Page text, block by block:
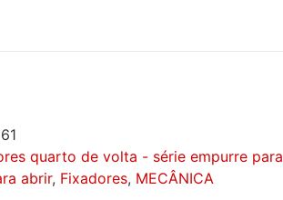
quarto de volta - série empurre para
abrir, Fixadores, MECÂNICA